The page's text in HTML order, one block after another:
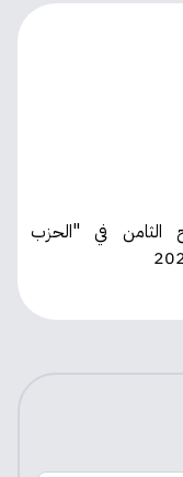
الثامن في "الحزب